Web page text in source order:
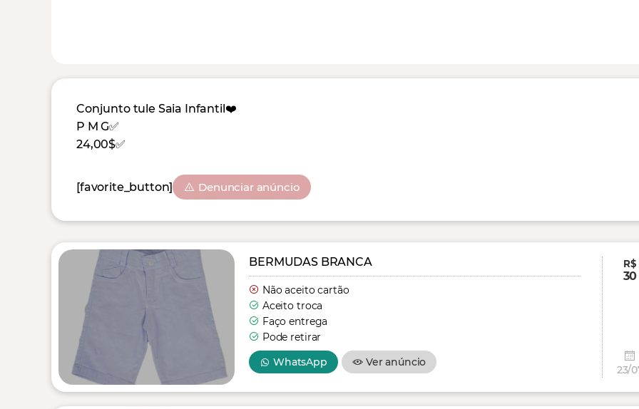
Conjunto tule Saia Infantil❤️
P M G✅
24,00$✅
[favorite_button] Denunciar anúncio
BERMUDAS BRANCA
Não aceito cartão
Aceito troca
Faço entrega
Pode retirar
WhatsApp
Ver anúncio
R$
30
23/